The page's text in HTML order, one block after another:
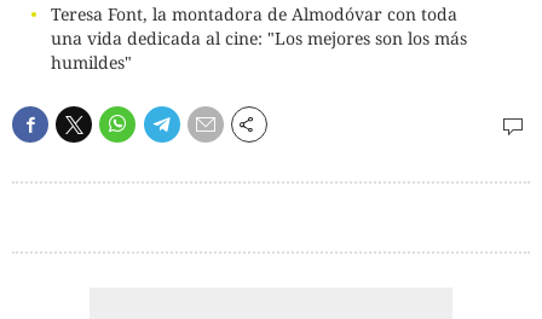
Teresa Font, la montadora de Almodóvar con toda
una vida dedicada al cine: "Los mejores son los más
humildes"